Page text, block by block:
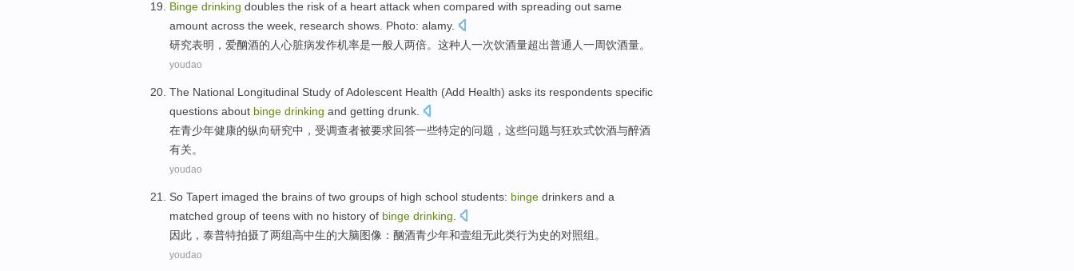
Binge drinking doubles the risk of a heart attack when compared with spreading out same
amount across the week, research shows. Photo: alamy.
研究表明 ，爱酗酒的人心脏病发作机率是一般人两倍。这种人一次饮酒量超出普通人一周饮酒量。
youdao
The National Longitudinal Study ofAdolescent Health (Add Health) asks its respondents specific
questions about binge drinking and getting drunk
在青少年健康的纵向研究中，受调查者被要求回答一些特定的问题，这些问题与狂欢式饮酒与醉酒
有关。
youdao
So Tapert imaged the brains of two groups of high school students: binge drinkers and a
matched group of teens with no history of binge drinking
因此 ，泰普特拍摄了两组高中生的大脑图像： 酗酒青少年和壹组无此类行为史的对照组。
youdao